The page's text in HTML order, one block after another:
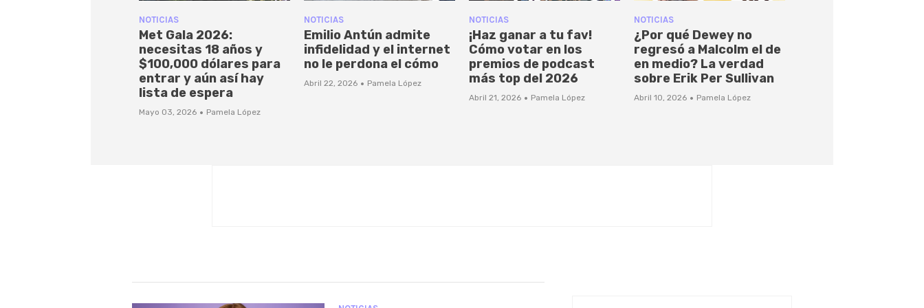
NOTICIAS
Met Gala 2026:
necesitas 18 años y
$100,000 dólares para
entrar y aún así hay
lista de espera
Mayo 03, 2026 · Pamela López
NOTICIAS
Emilio Antún admite
infidelidad y el internet
no le perdona el cómo
Abril 22, 2026 · Pamela López
NOTICIAS
¡Haz ganar a tu fav!
Cómo votar en los
premios de podcast
más top del 2026
Abril 21, 2026 · Pamela López
NOTICIAS
¿Por qué Dewey no
regresó a Malcolm el de
en medio? La verdad
sobre Erik Per Sullivan
Abril 10, 2026 · Pamela López